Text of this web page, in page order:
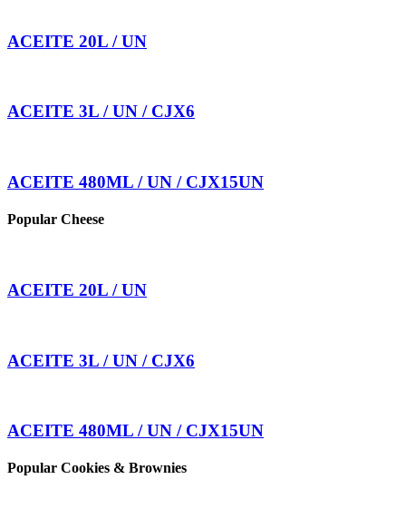
ACEITE 20L / UN
ACEITE 3L / UN / CJX6
ACEITE 480ML / UN / CJX15UN
Popular Cheese
ACEITE 20L / UN
ACEITE 3L / UN / CJX6
ACEITE 480ML / UN / CJX15UN
Popular Cookies & Brownies